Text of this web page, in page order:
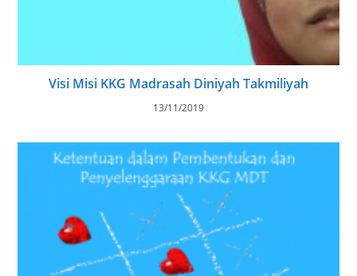
Visi Misi KKG Madrasah Diniyah Takmiliyah
13/11/2019